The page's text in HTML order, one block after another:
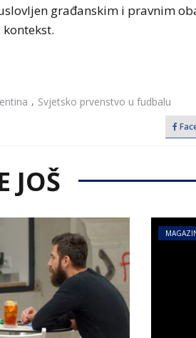
građanskim i pravnim
, Svjetsko prvenstvo u fudbalu
JOŠ